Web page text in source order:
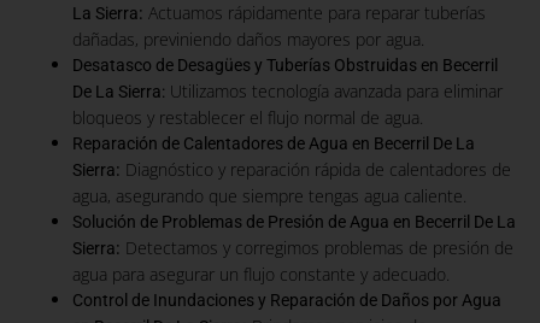
La Sierra: Actuamos rápidamente para reparar tuberías
dañadas, previniendo daños mayores por agua.
Desatasco de Desagües y Tuberías Obstruidas en Becerril
De La Sierra: Utilizamos tecnología avanzada para eliminar
bloqueos y restablecer el flujo normal de agua.
Reparación de Calentadores de Agua en Becerril De La
Sierra: Diagnóstico y reparación rápida de calentadores de
agua, asegurando que siempre tengas agua caliente.
Solución de Problemas de Presión de Agua en Becerril De La
Sierra: Detectamos y corregimos problemas de presión de
agua para asegurar un flujo constante y adecuado.
Control de Inundaciones y Reparación de Daños por Agua